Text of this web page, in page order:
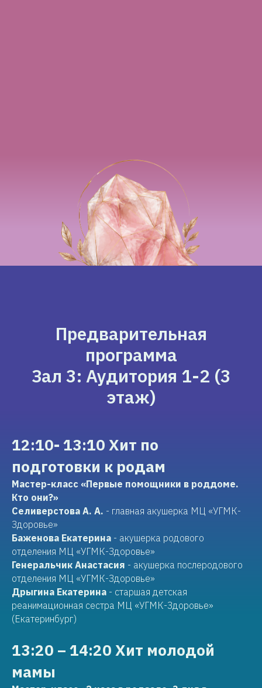
Предварительная
программа
Зал 3: Аудитория 1-2 (3
этаж)
12:10- 13:10 Хит по
подготовки к родам
Мастер-класс «Первые помощники в роддоме.
Кто они?»
Селиверстова А. А. - главная акушерка МЦ «УГМК-
Здоровье»
Баженова Екатерина - акушерка родового
отделения МЦ «УГМК-Здоровье»
Генеральчик Анастасия - акушерка послеродового
отделения МЦ «УГМК-Здоровье»
Дрыгина Екатерина - старшая детская
реанимационная сестра МЦ «УГМК-Здоровье»
(Екатеринбург)
13:20 – 14:20 Хит молодой
мамы